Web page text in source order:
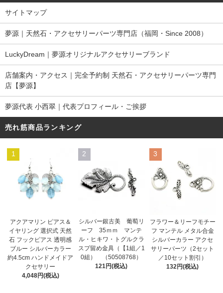
サイトマップ
夢源｜天然石・アクセサリーパーツ専門店（福岡・Since 2008）
LuckyDream｜夢源オリジナルアクセサリーブランド
店舗案内・アクセス｜完全予約制 天然石・アクセサリーパーツ専門
店【夢源】
夢源代表 小西翠｜代表プロフィール・ご挨拶
売れ筋商品ランキング
1
アクアマリン ピアス＆
イヤリング 選択式 天然
石 フックピアス 透明感
ブルー シルバーカラー
約4.5cm ハンドメイドア
クセサリー
4,048円(税込)
2
シルバー銀古美 葡萄リ
ーフ 35ｍｍ マンテ
ル・ヒキワ・トグルクラ
スプ留め金具（【1組／1
0組） （50508768）
121円(税込)
3
フラワー＆リーフモチー
フ マンテル メタル合金
シルバーカラー アクセ
サリーパーツ（2セット
／10セット割引）
132円(税込)